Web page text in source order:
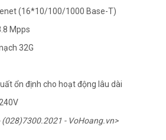
(16*10/100/1000 Base-T)
Mpps
32G
ổn định cho hoạt động lâu dài
- VoHoang.vn>